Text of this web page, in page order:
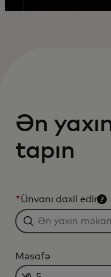
Ən
tapın
*Ünvanı daxil edin
Məsafə